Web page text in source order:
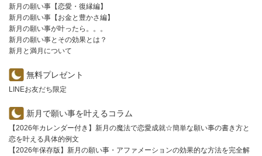
新月の願い事【恋愛・復縁編】
新月の願い事【お金と豊かさ編】
新月の願い事が叶ったら。。。
新月の願い事とその効果とは？
新月と満月について
無料プレゼント
LINEお友だち限定
新月で願い事を叶えるコラム
【2026年カレンダー付き】新月の魔法で恋愛成就☆簡単な願い事の書き方と
恋を叶える具体的例文
【2026年保存版】新月の願い事・アファメーションの効果的な方法を完全解